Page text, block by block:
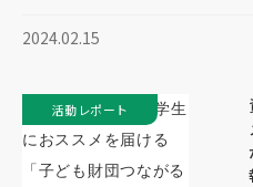
2024.02.15
活動レポート